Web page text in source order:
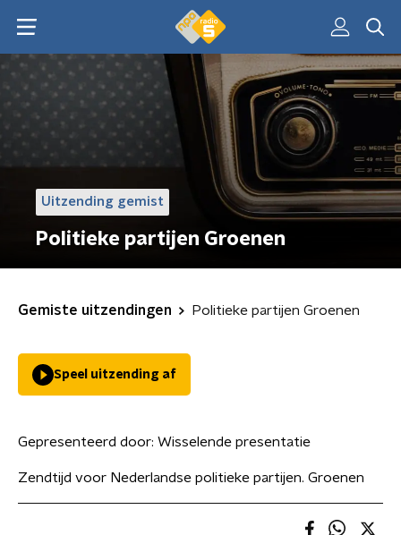
Uitzending gemist
Politieke partijen Groenen
Gemiste uitzendingen Politieke partijen Groenen
Speel uitzending af
Gepresenteerd door: Wisselende presentatie
Zendtijd voor Nederlandse politieke partijen. Groenen